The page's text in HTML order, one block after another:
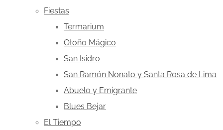
Fiestas
Termarium
Otoño Mágico
San Isidro
San Ramón Nonato y Santa Rosa de Lima
Abuelo y Emigrante
Blues Bejar
El Tiempo